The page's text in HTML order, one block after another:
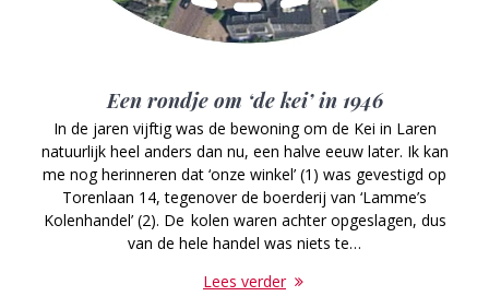
Een rondje om ‘de kei’ in 1946
In de jaren vijftig was de bewoning om de Kei in Laren
natuurlijk heel anders dan nu, een halve eeuw later. Ik kan
me nog herinneren dat ‘onze winkel’ (1) was gevestigd op
Torenlaan 14, tegenover de boerderij van ‘Lamme’s
Kolenhandel’ (2). De kolen waren achter opgeslagen, dus
van de hele handel was niets te…
Lees verder